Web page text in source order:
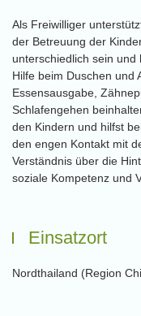
Als Freiwilliger
der Betreuung der
unterschiedlich sein und
Hilfe beim Duschen und
Essensausgabe,
Schlafengehen
den Kindern und hilfst
den engen Kontakt mit
Verständnis über die
soziale Kompetenz und
Einsatzort
Nordthailand (Region